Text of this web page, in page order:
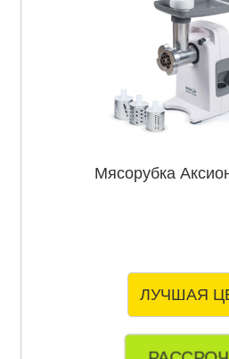
Мясорубка
ЛУЧШАЯ